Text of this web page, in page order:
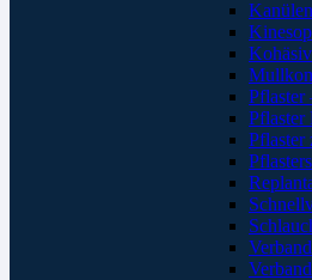
Pflaster
Pflaster
Pflaster